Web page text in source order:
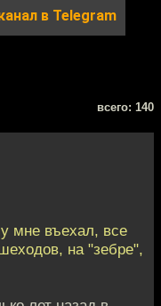
в Telegram
всего: 140
мне въехал, все
на "зебре",